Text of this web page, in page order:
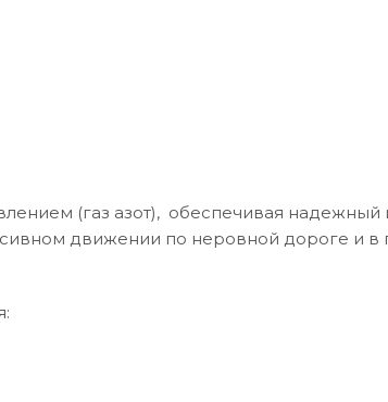
(газ азот), обеспечивая надежный
движении по неровной дороге и